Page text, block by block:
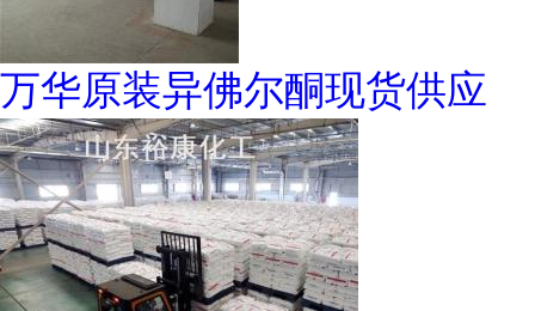
万华原装异佛尔酮现货供应